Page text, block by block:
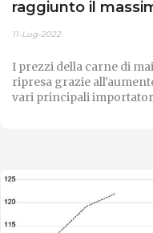
raggiunto il
11-Lug-2022
I prezzi della carne di
ripresa grazie
vari principali